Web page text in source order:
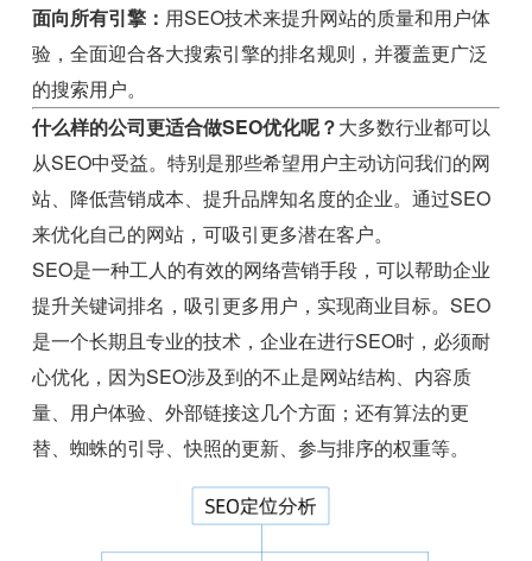
面向所有引擎： 用SEO技术来提升网站的质量和用户体
验，全面迎合各大搜索引擎的排名规则，并覆盖更广泛
的搜索用户。
什么样的公司更适合做SEO优化呢？大多数行业都可以
从SEO中受益。特别是那些希望用户主动访问我们的网
站、降低营销成本、提升品牌知名度的企业。通过SEO
来优化自己的网站，可吸引更多潜在客户。
SEO是一种工人的有效的网络营销手段，可以帮助企业
提升关键词排名，吸引更多用户，实现商业目标。SEO
是一个长期且专业的技术，企业在进行SEO时，必须耐
心优化，因为SEO涉及到的不止是网站结构、内容质
量、用户体验、外部链接这几个方面；还有算法的更
替、蜘蛛的引导、快照的更新、参与排序的权重等。